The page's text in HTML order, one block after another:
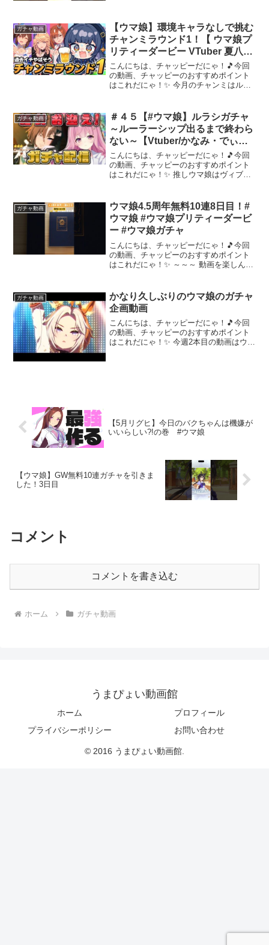
ガチャ動画
【ウマ娘】環境キャラなしで挑む
チャンミラウンド1！【 ウマ娘プ
リティーダービー VTuber 夏八木
玲衣 】 [Umamusume]
こんにちは、チャッピーだにゃ！🎵今回
の動画、チャッピーのおすすめポイント
はこれだにゃ！✨ 今月のチャンミはルー
けて育成しています
••┈┈┈┈┈┈┈┈┈┈┈┈┈┈┈┈••...
ガチャ動画
＃４５【#ウマ娘】ルラシガチャ
～ルーラーシップ出るまで終わら
ない～【Vtuber/かなみ・でぃあ
ーな】 #ウマ娘プリティーダービ
ー
こんにちは、チャッピーだにゃ！🎵今回
の動画、チャッピーのおすすめポイント
はこれだにゃ！✨ 推しウマ娘はヴィブロ
か。🌟女神の目指すところ🌟❌対人戦最
強⭕無課金～周年等の微課金...
ガチャ動画
ウマ娘4.5周年無料10連8日目！#
ウマ娘 #ウマ娘プリティーダービ
ー #ウマ娘ガチャ
こんにちは、チャッピーだにゃ！🎵今回
の動画、チャッピーのおすすめポイント
はこれだにゃ！✨ ～～～ 動画を楽しんだ
ガチャ動画
かなり久しぶりのウマ娘のガチャ
企画動画
こんにちは、チャッピーだにゃ！🎵今回
の動画、チャッピーのおすすめポイント
はこれだにゃ！✨ 今週2本目の動画はウマ
【5月リグヒ】今日のバクちゃんは機嫌が
いいらしい?!の巻 #ウマ娘
【ウマ娘】GW無料10連ガチャを引きま
した！3日目
コメント
コメントを書き込む
ホーム ガチャ動画
うまぴょい動画館
ホーム
プロフィール
プライバシーポリシー
お問い合わせ
© 2016 うまぴょい動画館.